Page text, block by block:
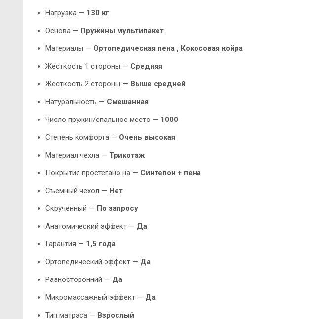
Нагрузка — 130 кг
Основа — Пружины мультипакет
Материалы — Ортопедическая пена , Кокосовая койра
Жесткость 1 стороны — Средняя
Жесткость 2 стороны — Выше средней
Натуральность — Смешанная
Число пружин/спальное место — 1000
Степень комфорта — Очень высокая
Материал чехла — Трикотаж
Покрытие простегано на — Синтепон + пена
Съемный чехол — Нет
Скрученный — По запросу
Анатомический эффект — Да
Гарантия — 1,5 года
Ортопедический эффект — Да
Разносторонний — Да
Микромассажный эффект — Да
Тип матраса — Взрослый